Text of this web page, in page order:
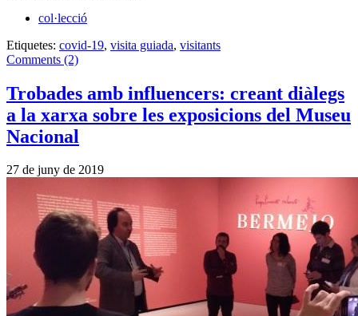
col·lecció
Etiquetes: covid-19, visita guiada, visitants
Comments (2)
Trobades amb influencers: creant diàlegs
a la xarxa sobre les exposicions del Museu
Nacional
27 de juny de 2019